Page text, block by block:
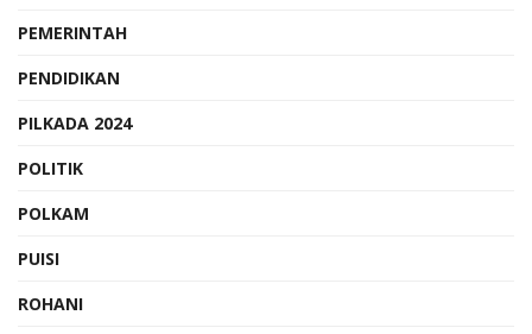
PEMERINTAH
PENDIDIKAN
PILKADA 2024
POLITIK
POLKAM
PUISI
ROHANI